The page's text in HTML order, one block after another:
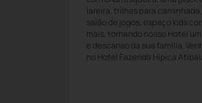
lareira, trilhas para
salão de jogos, espaço kids
mais, tornando nosso Hotel
e descanso da sua família.
no Hotel Fazenda Hípica